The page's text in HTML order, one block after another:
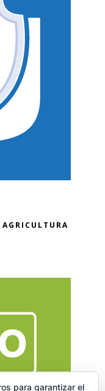
para garantizar el